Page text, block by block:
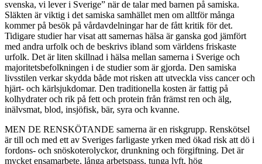
svenska, vi lever i Sverige” när de talar med barnen på samiska.
Släkten är viktig i det samiska samhället men om alltför många
kommer på besök på vårdavdelningar har de fått kritik för det.
Tidigare studier har visat att samernas hälsa är ganska god jämfört
med andra urfolk och de beskrivs ibland som världens friskaste
urfolk. Det är liten skillnad i hälsa mellan samerna i Sverige och
majoritetsbefolkningen i de studier som är gjorda. Den samiska
livsstilen verkar skydda både mot risken att utveckla viss cancer och
hjärt- och kärlsjukdomar. Den traditionella kosten är fattig på
kolhydrater och rik på fett och protein från främst ren och älg,
inälvsmat, blod, insjöfisk, bär, syra och kvanne.
MEN DE RENSKÖTANDE samerna är en riskgrupp. Renskötsel
är till och med ett av Sveriges farligaste yrken med ökad risk att dö i
fordons- och snöskoterolyckor, drunkning och förgiftning. Det är
mycket ensamarbete, långa arbetspass, tunga lyft, hög